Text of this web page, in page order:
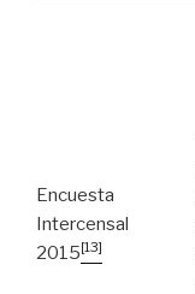
Encuesta
Intercensal
2015[13]